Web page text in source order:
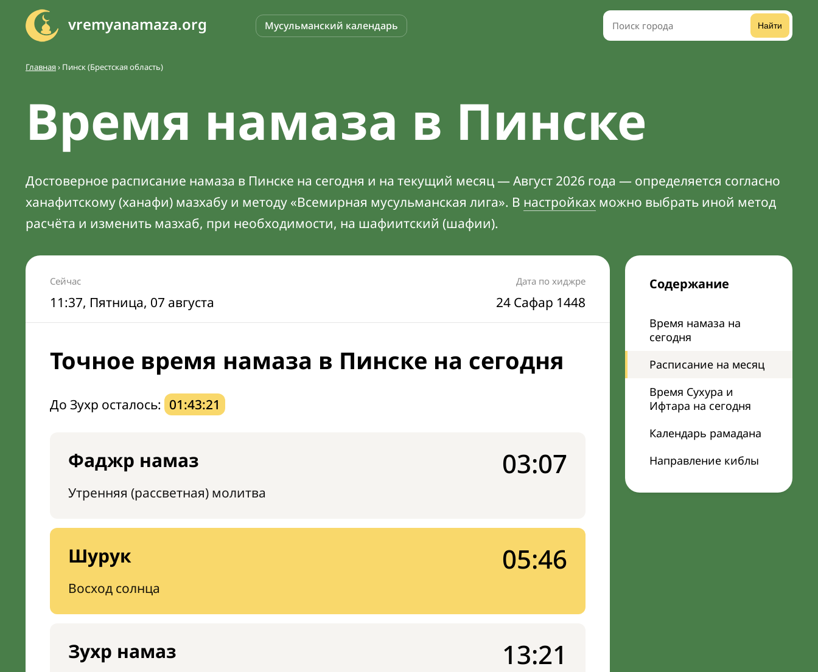
vremyanamaza.org Мусульманский календарь Найти
Главная› Пинск (Брестская область)
Время намаза в Пинске
Достоверное расписание намаза в Пинске на сегодня и на текущий месяц — Август 2026 года — определяется согласно
ханафитскому (ханафи) мазхабу и методу «Всемирная мусульманская лига». В настройках можно выбрать иной метод
расчёта и изменить мазхаб, при необходимости, на шафиитский (шафии).
Содержание
Время намаза на
сегодня
Расписание на месяц
Время Сухура и
Ифтара на сегодня
Календарь рамадана
Направление киблы
Сейчас
11:37, Пятница, 07 августа
Дата по хиджре
24 Сафар 1448
Точное время намаза в Пинске на сегодня
До Зухр осталось: 01:43:20
Фаджр намаз
Утренняя (рассветная) молитва
03:07
Шурук
Восход солнца
05:46
Зухр намаз 13:21